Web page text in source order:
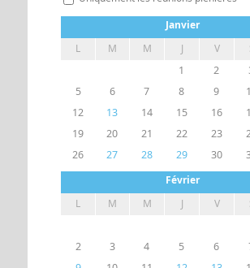
UN ACCÈS
Janvier
L
M M J V
1
2
5
6 7 8 9
12
13 14 15 16
19
20 21 22 23
26
27 28 29 30
Février
L
M M J V
2
3 4 5 6